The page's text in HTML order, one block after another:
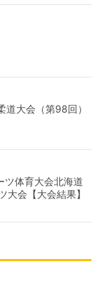
道大会（第98回）
ツ体育大会北海道
大会【大会結果】